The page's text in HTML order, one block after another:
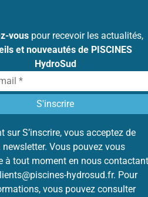
vous pour recevoir les actualités,
et nouveautés de PISCINES
HydroSud
sur S’inscrire, vous acceptez de
newsletter. Vous pouvez vous
à tout moment en nous contactant
hydrosud.fr. Pour
vous pouvez consulter